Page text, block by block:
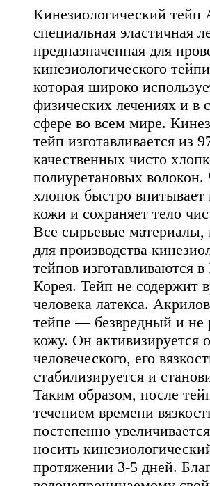
Кинезиологический тейп
специальная эластичная
предназначенная для
кинезиологического
которая широко
физических лечениях и в
сфере во всем мире.
тейп изготавливается из
качественных чисто
полиуретановых
хлопок быстро впитывает
кожи и сохраняет тело
Все сырьевые материалы,
для производства
тейпов изготавливаются в
Корея. Тейп не содержит
человека латекса.
тейпе — безвредный и не
кожу. Он активизируется
человеческого, его
стабилизируется и
Таким образом, после
течением времени
постепенно
носить
протяжении 3-5 дней.